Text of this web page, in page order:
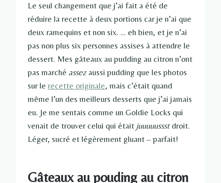
Le seul changement que j’ai fait a été de
réduire la recette à deux portions car je n’ai que
deux ramequins et non six. … eh bien, et je n’ai
pas non plus six personnes assises à attendre le
dessert. Mes gâteaux au pudding au citron n’ont
pas marché assezaussi pudding que les photos
sur le recette originale, mais c’était quand
même l’un des meilleurs desserts que j’ai jamais
eu. Je me sentais comme un Goldie Locks qui
venait de trouver celui qui était juuuuussstdroit.
Léger, sucré et légèrement gluant – parfait!
Gâteaux au pouding au citron